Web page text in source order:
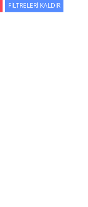
FİLTRELERİ KALDIR